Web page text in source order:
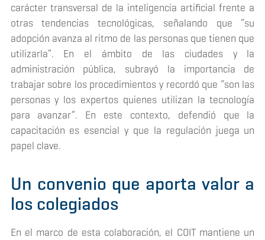
carácter transversal de la inteligencia artificial frente a
otras tendencias tecnológicas, señalando que “su
adopción avanza al ritmo de las personas que tienen que
utilizarla”. En el ámbito de las ciudades y la
administración pública, subrayó la importancia de
trabajar sobre los procedimientos y recordó que “son las
personas y los expertos quienes utilizan la tecnología
para avanzar”. En este contexto, defendió que la
capacitación es esencial y que la regulación juega un
papel clave.
Un convenio que aporta valor a
los colegiados
En el marco de esta colaboración, el COIT mantiene un